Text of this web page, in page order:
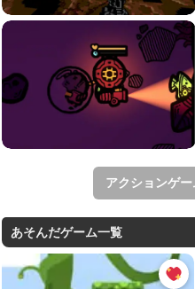
アクションゲ
あそんだゲーム一覧